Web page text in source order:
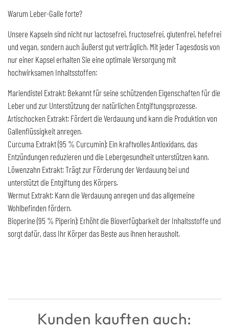
Warum Leber-Galle forte?
Unsere Kapseln sind nicht nur lactosefrei, fructosefrei, glutenfrei, hefefrei
und vegan, sondern auch äußerst gut verträglich. Mit jeder Tagesdosis von
nur einer Kapsel erhalten Sie eine optimale Versorgung mit
hochwirksamen Inhaltsstoffen:
Mariendistel Extrakt: Bekannt für seine schützenden Eigenschaften für die
Leber und zur Unterstützung der natürlichen Entgiftungsprozesse.
Artischocken Extrakt: Fördert die Verdauung und kann die Produktion von
Gallenflüssigkeit anregen.
Curcuma Extrakt (95 % Curcumin): Ein kraftvolles Antioxidans, das
Entzündungen reduzieren und die Lebergesundheit unterstützen kann.
Löwenzahn Extrakt: Trägt zur Förderung der Verdauung bei und
unterstützt die Entgiftung des Körpers.
Wermut Extrakt: Kann die Verdauung anregen und das allgemeine
Wohlbefinden fördern.
Bioperine (95 % Piperin): Erhöht die Bioverfügbarkeit der Inhaltsstoffe und
sorgt dafür, dass Ihr Körper das Beste aus ihnen herausholt.
Kunden kauften auch: